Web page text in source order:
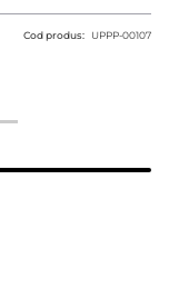
Cod produs: UPPP-00107